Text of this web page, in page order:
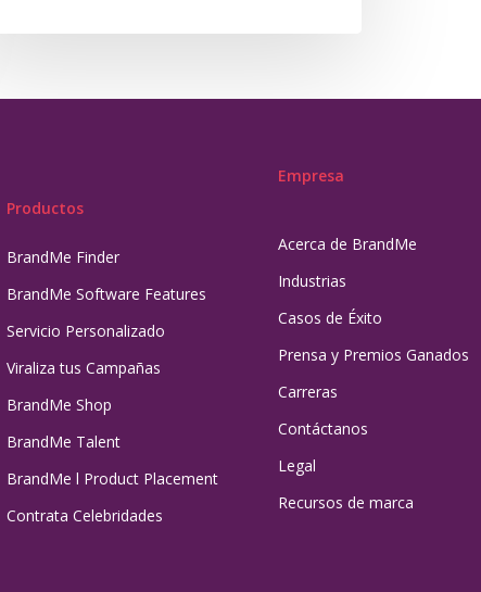
Productos
BrandMe Finder
BrandMe Software Features
Servicio Personalizado
Viraliza tus Campañas
BrandMe Shop
BrandMe Talent
BrandMe l Product Placement
Contrata Celebridades
Empresa
Acerca de BrandMe
Industrias
Casos de Éxito
Prensa y Premios Ganados
Carreras
Contáctanos
Legal
Recursos de marca